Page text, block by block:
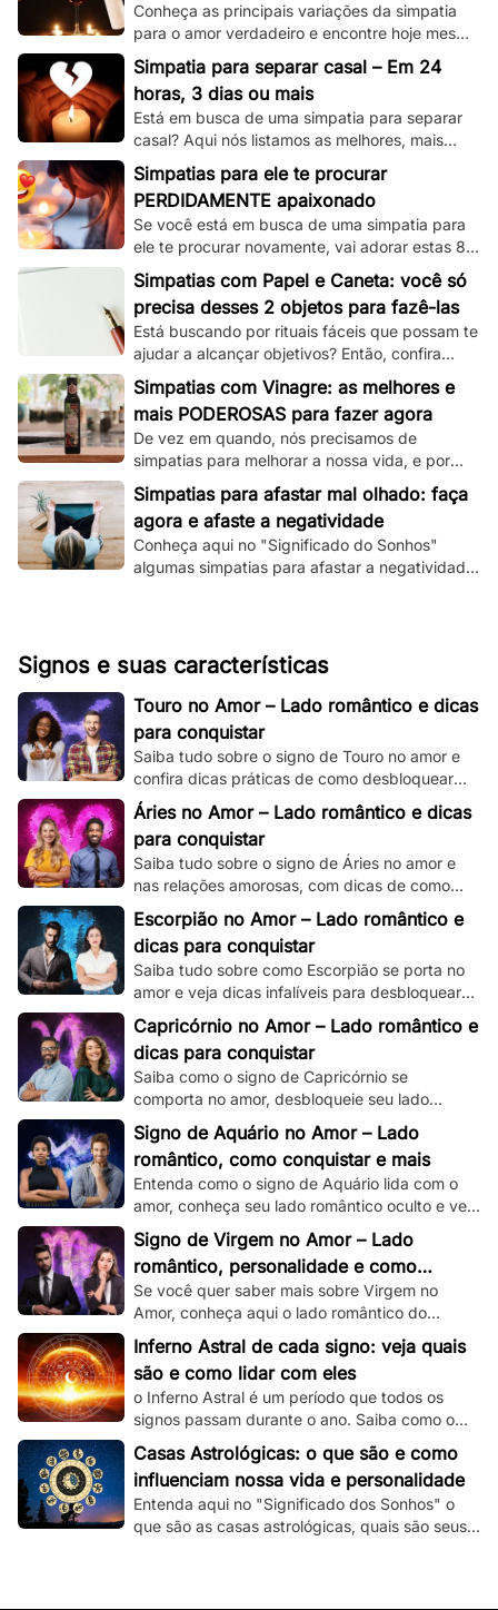
Conheça as principais variações da simpatia
para o amor verdadeiro e encontre hoje mesmo
sua alma gêmea! Todas são simples de se
fazer!
Simpatia para separar casal – Em 24
horas, 3 dias ou mais
Está em busca de uma simpatia para separar
casal? Aqui nós listamos as melhores, mais
simples e mais funcionais simpatias desse tipo!
Simpatias para ele te procurar
PERDIDAMENTE apaixonado
Se você está em busca de uma simpatia para
ele te procurar novamente, vai adorar estas 8
simpatias de amor e amarração que
separamos.
Simpatias com Papel e Caneta: você só
precisa desses 2 objetos para fazê-las
Está buscando por rituais fáceis que possam te
ajudar a alcançar objetivos? Então, confira
essas simpatias com papel e caneta.
Simpatias com Vinagre: as melhores e
mais PODEROSAS para fazer agora
De vez em quando, nós precisamos de
simpatias para melhorar a nossa vida, e por
isso, veja aqui as melhores que utilizam
vinagre!
Simpatias para afastar mal olhado: faça
agora e afaste a negatividade
Conheça aqui no "Significado do Sonhos"
algumas simpatias para afastar a negatividade
Signos e suas características
Touro no Amor – Lado romântico e dicas
para conquistar
Saiba tudo sobre o signo de Touro no amor e
confira dicas práticas de como desbloquear
seu lado romântico!
Áries no Amor – Lado romântico e dicas
para conquistar
Saiba tudo sobre o signo de Áries no amor e
nas relações amorosas, com dicas de como
destravar seu intenso e ardente lado
romântico.
Escorpião no Amor – Lado romântico e
dicas para conquistar
Saiba tudo sobre como Escorpião se porta no
amor e veja dicas infalíveis para desbloquear
seu misterioso e enigmático lado romântico.
Capricórnio no Amor – Lado romântico e
dicas para conquistar
Saiba como o signo de Capricórnio se
comporta no amor, desbloqueie seu lado
romântico e veja dicas de como conquistar um
capricorniano!
Signo de Aquário no Amor – Lado
romântico, como conquistar e mais
Entenda como o signo de Aquário lida com o
amor, conheça seu lado romântico oculto e veja
dicas de como conquistar um aquariano!
Signo de Virgem no Amor – Lado
romântico, personalidade e como
conquistar
Se você quer saber mais sobre Virgem no
Amor, conheça aqui o lado romântico do
virginiano e confira dicas de como conquistá-
lo.
Inferno Astral de cada signo: veja quais
são e como lidar com eles
o Inferno Astral é um período que todos os
signos passam durante o ano. Saiba como o
seu signo é atingido e como lidar com essa
fase.
Casas Astrológicas: o que são e como
influenciam nossa vida e personalidade
Entenda aqui no "Significado dos Sonhos" o
que são as casas astrológicas, quais são seus